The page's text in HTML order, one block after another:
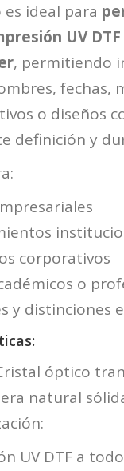
ideal para
UV
, permitiendo
fechas,
o diseños
definición y
corporativos
o
y distinciones
óptico
natural
UV DTF a